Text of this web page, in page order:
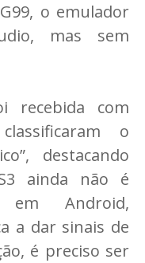
o emulador
mas sem
recebida com
o
destacando
ainda não é
em Android,
a dar sinais de
é preciso ser